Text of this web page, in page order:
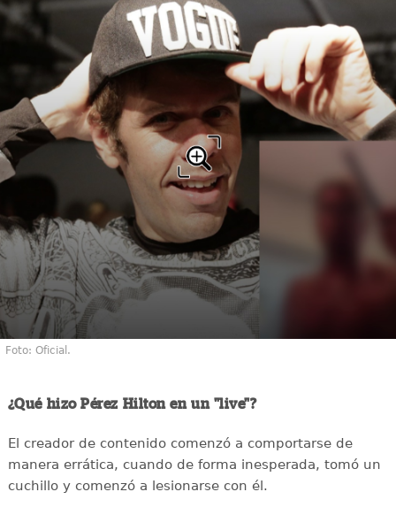
Foto: Oficial.
¿Qué hizo Pérez Hilton en un "live"?
El creador de contenido comenzó a comportarse de
manera errática, cuando de forma inesperada, tomó un
cuchillo y comenzó a lesionarse con él.